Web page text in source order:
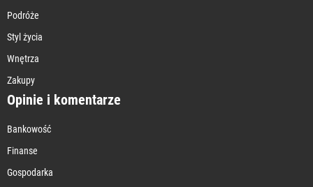
Podróże
Styl życia
Wnętrza
Zakupy
Opinie i komentarze
Bankowość
Finanse
Gospodarka